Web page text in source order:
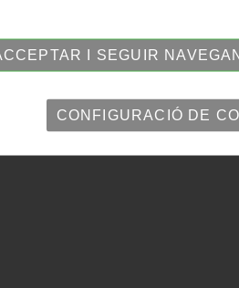
I SEGUIR
CONFIGURACIÓ DE